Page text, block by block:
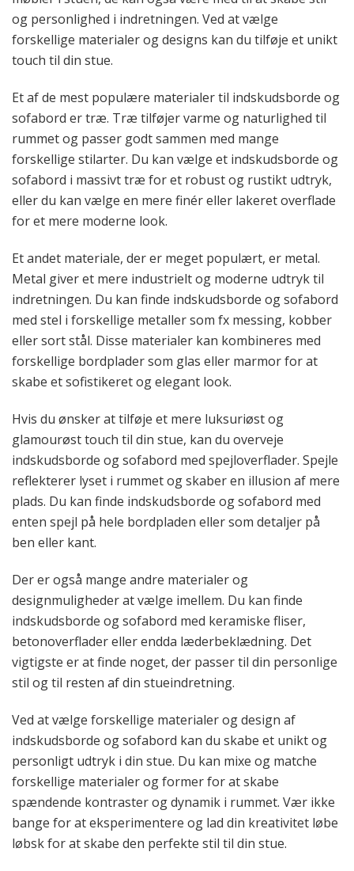
og personlighed i indretningen. Ved at vælge
forskellige materialer og designs kan du tilføje et unikt
touch til din stue.
Et af de mest populære materialer til indskudsborde og
sofabord er træ. Træ tilføjer varme og naturlighed til
rummet og passer godt sammen med mange
forskellige stilarter. Du kan vælge et indskudsborde og
sofabord i massivt træ for et robust og rustikt udtryk,
eller du kan vælge en mere finér eller lakeret overflade
for et mere moderne look.
Et andet materiale, der er meget populært, er metal.
Metal giver et mere industrielt og moderne udtryk til
indretningen. Du kan finde indskudsborde og sofabord
med stel i forskellige metaller som fx messing, kobber
eller sort stål. Disse materialer kan kombineres med
forskellige bordplader som glas eller marmor for at
skabe et sofistikeret og elegant look.
Hvis du ønsker at tilføje et mere luksuriøst og
glamourøst touch til din stue, kan du overveje
indskudsborde og sofabord med spejloverflader. Spejle
reflekterer lyset i rummet og skaber en illusion af mere
plads. Du kan finde indskudsborde og sofabord med
enten spejl på hele bordpladen eller som detaljer på
ben eller kant.
Der er også mange andre materialer og
designmuligheder at vælge imellem. Du kan finde
indskudsborde og sofabord med keramiske fliser,
betonoverflader eller endda læderbeklædning. Det
vigtigste er at finde noget, der passer til din personlige
stil og til resten af din stueindretning.
Ved at vælge forskellige materialer og design af
indskudsborde og sofabord kan du skabe et unikt og
personligt udtryk i din stue. Du kan mixe og matche
forskellige materialer og former for at skabe
spændende kontraster og dynamik i rummet. Vær ikke
bange for at eksperimentere og lad din kreativitet løbe
løbsk for at skabe den perfekte stil til din stue.